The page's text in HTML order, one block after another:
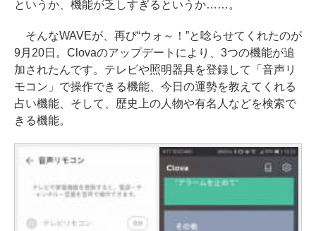
というか、機能が乏しすぎるというか……。
そんなWAVEが、再び“ウォ～！”と唸らせてくれたのが
9月20日。Clovaのアップデートにより、3つの機能が追
加されたんです。テレビや照明器具を登録して「音声リ
モコン」で操作できる機能、今日の運勢を教えてくれる
占い機能、そして、歴史上の人物や有名人などを検索で
きる機能。